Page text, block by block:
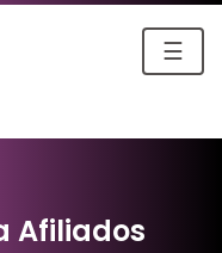
☰
Afiliados